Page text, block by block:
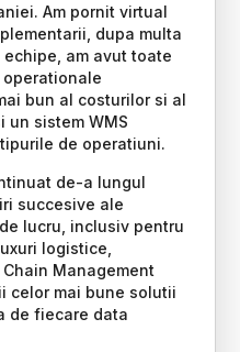
Am pornit virtual
dupa multa
am avut toate
bun al costurilor si al
sistem WMS
de operatiuni.
de-a lungul
succesive ale
lucru, inclusiv pentru
logistice,
Management
celor mai bune solutii
de fiecare data